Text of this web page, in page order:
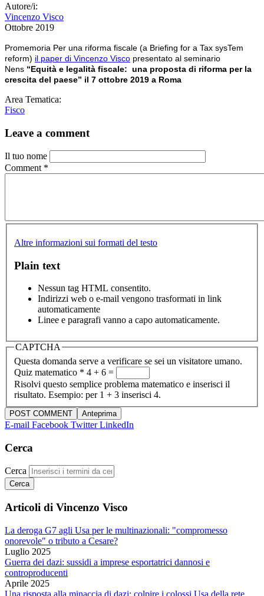
Autore/i:
Vincenzo Visco
Ottobre 2019
Promemoria Per una riforma fiscale (a Briefing for a Tax sysTem
reform) il paper di Vincenzo Visco presentato al seminario
Nens “Equità e legalità fiscale: una proposta di riforma per la
crescita del paese” il 7 ottobre 2019 a Roma
Area Tematica:
Fisco
Leave a comment
Il tuo nome
Comment *
Altre informazioni sui formati del testo
Plain text
Nessun tag HTML consentito.
Indirizzi web o e-mail vengono trasformati in link
automaticamente
Linee e paragrafi vanno a capo automaticamente.
CAPTCHA
Questa domanda serve a verificare se sei un visitatore umano.
Quiz matematico * 4 + 6 =
Risolvi questo semplice problema matematico e inserisci il
risultato. Esempio: per 1 + 3 inserisci 4.
E-mail Facebook TwitterLinkedIn
Cerca
Cerca
Articoli di Vincenzo Visco
La deroga G7 agli Usa per le multinazionali: "compromesso
onorevole" o tributo a Cesare?
Luglio 2025
Guerra dei dazi: sussidi a imprese esportatrici dannosi e
controproducenti
Aprile 2025
Una risposta alla minaccia di dazi: colpire i colossi Usa della rete,